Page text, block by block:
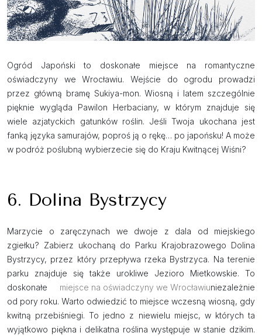
Ogród Japoński to doskonałe miejsce na romantyczne
oświadczyny we Wrocławiu. Wejście do ogrodu prowadzi
przez główną bramę Sukiya-mon. Wiosną i latem szczególnie
pięknie wygląda Pawilon Herbaciany, w którym znajduje się
wiele azjatyckich gatunków roślin. Jeśli Twoja ukochana jest
fanką języka samurajów, poproś ją o rękę… po japońsku! A może
w podróż poślubną wybierzecie się do Kraju Kwitnącej Wiśni?
6. Dolina Bystrzycy
Marzycie o zaręczynach we dwoje z dala od miejskiego
zgiełku? Zabierz ukochaną do Parku Krajobrazowego Dolina
Bystrzycy, przez który przepływa rzeka Bystrzyca. Na terenie
parku znajduje się także urokliwe Jezioro Mietkowskie. To
doskonałe miejsce na oświadczyny we Wrocławiuniezależnie
od pory roku. Warto odwiedzić to miejsce wczesną wiosną, gdy
kwitną przebiśniegi. To jedno z niewielu miejsc, w których ta
wyjątkowo piękna i delikatna roślina występuje w stanie dzikim.